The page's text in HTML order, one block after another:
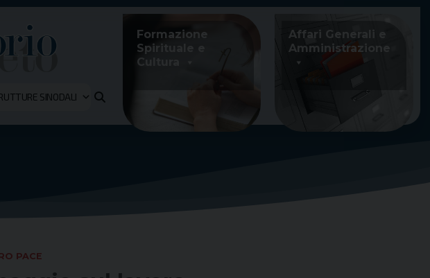
SINODALI
Formazione
Spirituale e
Cultura
Affari Generali e
Amministrazione
PACE